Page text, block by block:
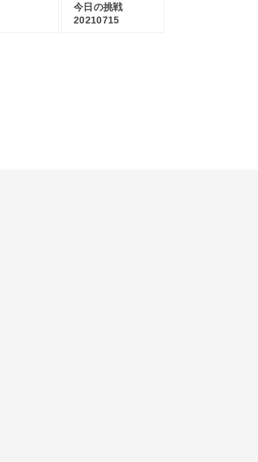
今日の挑戦
20210715